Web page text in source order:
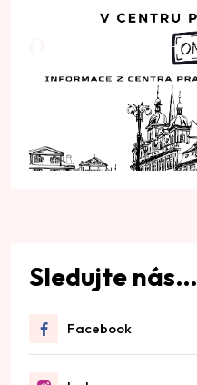
Sledujte nás…
Facebook